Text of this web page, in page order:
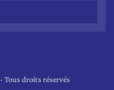
Tous droits réservés